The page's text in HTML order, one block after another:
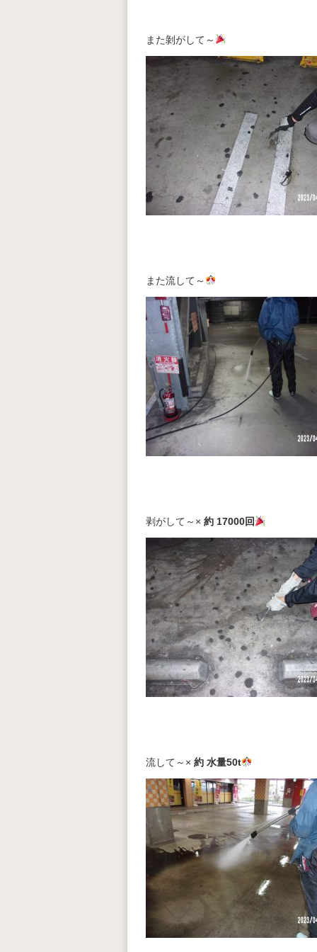
また剝がして～
また流して～
剥がして～× 約 17000回
流して～× 約 水量50t